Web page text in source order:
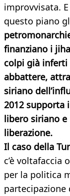
improvvisata.
questo piano
finanziano i
colpi già inferti
abbattere,
siriano
2012 supporta
libero siriano e
liberazione.
Il caso della
c’è voltafaccia
per la politica
partecipazione